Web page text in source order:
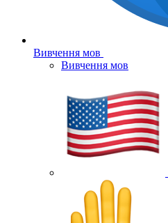
Вивчення мов
Вивчення мов